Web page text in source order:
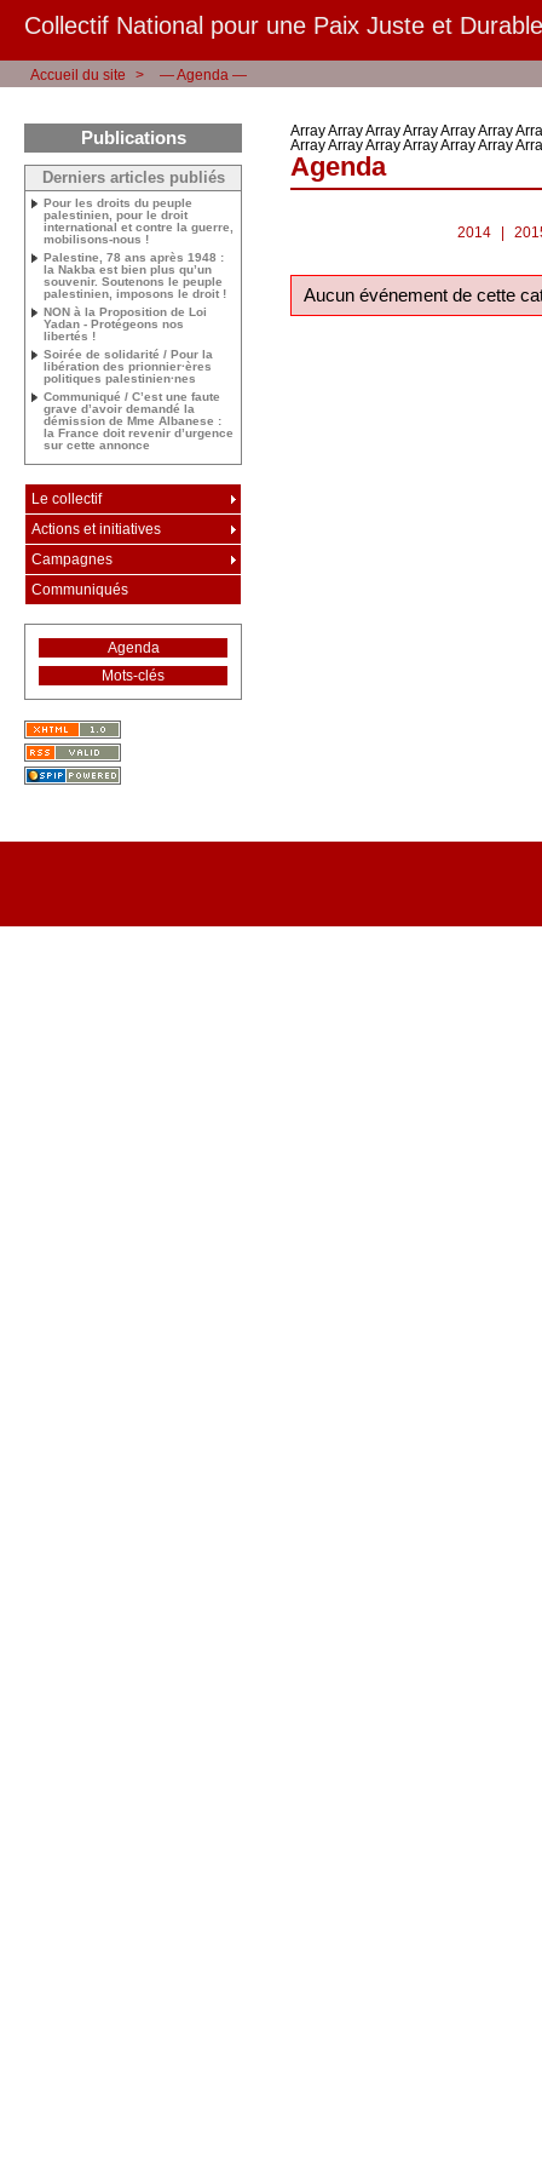
Collectif National pour une Paix Juste et
Accueil du site > — Agenda —
Array Array Array Array Array Array
Array Array Array Array Array Array
Agenda
2014
Aucun événement de cette
Publications
Derniers articles publiés
Pour les droits du peuple
palestinien, pour le droit
international et contre la guerre,
mobilisons-nous !
Palestine, 78 ans après 1948 :
la Nakba est bien plus qu’un
souvenir. Soutenons le peuple
palestinien, imposons le droit !
NON à la Proposition de Loi
Yadan - Protégeons nos
libertés !
Soirée de solidarité / Pour la
libération des prionnier·ères
politiques palestinien·nes
Communiqué / C’est une faute
grave d’avoir demandé la
démission de Mme Albanese :
la France doit revenir d’urgence
sur cette annonce
Le collectif
Actions et initiatives
Campagnes
Communiqués
Agenda
Mots-clés